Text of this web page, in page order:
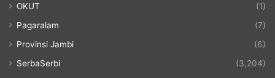
OKUT
(1)
Pagaralam
(7)
Provinsi Jambi
(6)
SerbaSerbi
(3,204)